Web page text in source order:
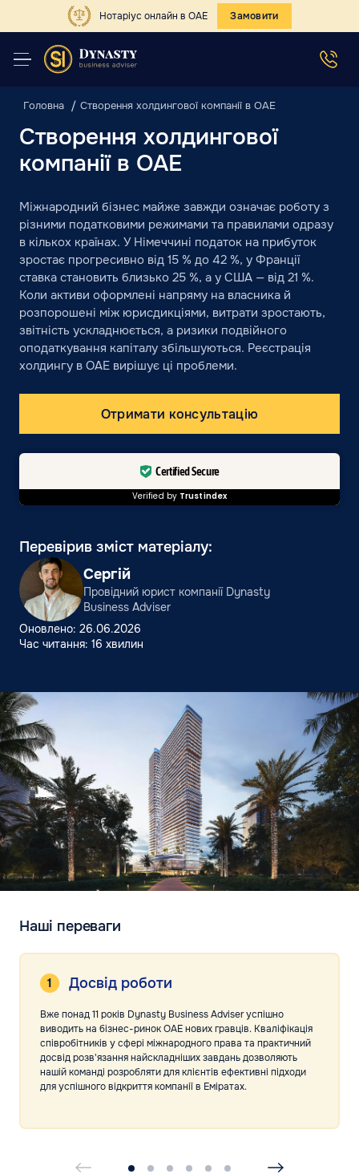
Нотаріус онлайн в ОАЕ Замовити
Головна Створення холдингової компанії в ОАЕ
Створення холдингової
компанії в ОАЕ
Міжнародний бізнес майже завжди означає роботу з
різними податковими режимами та правилами одразу
в кількох країнах. У Німеччині податок на прибуток
зростає прогресивно від 15 % до 42 %, у Франції
ставка становить близько 25 %, а у США — від 21 %.
Коли активи оформлені напряму на власника й
розпорошені між юрисдикціями, витрати зростають,
звітність ускладнюється, а ризики подвійного
оподаткування капіталу збільшуються. Реєстрація
холдингу в ОАЕ вирішує ці проблеми.
Отримати консультацію
Certified Secure
Verified by Trustindex
Перевірив зміст матеріалу:
Сергій
Провідний юрист компанії Dynasty
Business Adviser
Оновлено: 26.06.2026
Час читання: 16 хвилин
Наші переваги
Досвід роботи
Вже понад 11 років Dynasty Business Adviser успішно
виводить на бізнес-ринок ОАЕ нових гравців. Кваліфікація
співробітників у сфері міжнародного права та практичний
досвід розв'язання найскладніших завдань дозволяють
нашій команді розробляти для клієнтів ефективні підходи
для успішного відкриття компанії в Еміратах.